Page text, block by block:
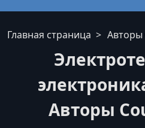
Главная страница Авторы
Авторы